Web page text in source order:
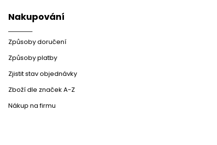
Nakupování
Způsoby doručení
Způsoby platby
Zjistit stav objednávky
Zboží dle značek A-Z
Nákup na firmu